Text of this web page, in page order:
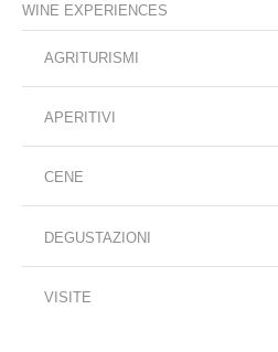
WINE EXPERIENCES
AGRITURISMI
APERITIVI
CENE
DEGUSTAZIONI
VISITE